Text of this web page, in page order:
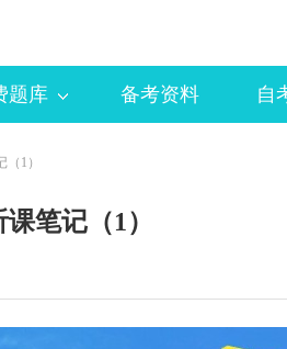
题库 备考资料 自
1）
笔记（1）